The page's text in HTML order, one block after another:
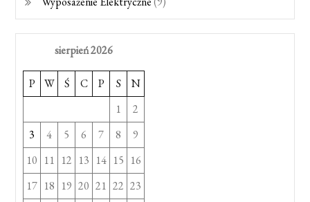
sierpień 2026
P W Ś C P S
N
1
2
3
4 5 6 7 8
9
10 11 12 13 14 15 16
17 18 19 20 21 22 23